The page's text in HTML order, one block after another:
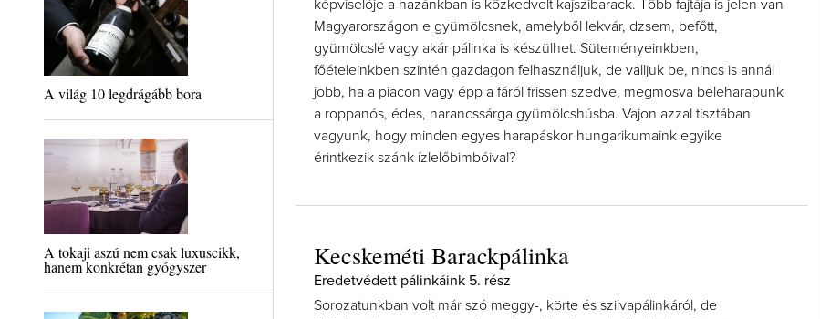
A világ 10 legdrágább bora
A tokaji aszú nem csak luxuscikk,
hanem konkrétan gyógyszer
képviselője a hazánkban is közkedvelt kajszibarack. Több fajtája is jelen van
Magyarországon e gyümölcsnek, amelyből lekvár, dzsem, befőtt,
gyümölcslé vagy akár pálinka is készülhet. Süteményeinkben,
főételeinkben szintén gazdagon felhasználjuk, de valljuk be, nincs is annál
jobb, ha a piacon vagy épp a fáról frissen szedve, megmosva beleharapunk
a roppanós, édes, narancssárga gyümölcshúsba. Vajon azzal tisztában
vagyunk, hogy minden egyes harapáskor hungarikumaink egyike
érintkezik szánk ízlelőbimbóival?
Kecskeméti Barackpálinka
Eredetvédett pálinkáink 5. rész
Sorozatunkban volt már szó meggy-, körte és szilvapálinkáról, de